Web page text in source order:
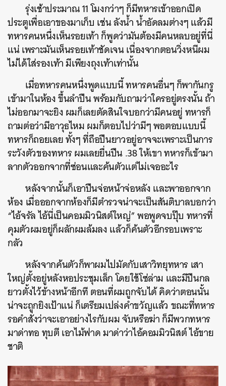
รุ่งเช้าประมาณ 11 โมงกว่าๆ ก็มีทหารเข้าออกเปิด
ประตูเพื่อเอาของมาเก็บ เช่น ลังน้ำ น้ำอัดลมต่างๆ แล้วมี
ทหารคนหนึ่งเห็นรอยเท้า ก็พูดว่ามันต้องมีคนหลบอยู่ที่นี่
แน่ เพราะมันเห็นรอยเท้าชัดเจน เนื่องจากตอนวิ่งหนีผม
ไม่ได้ใส่รองเท้า มีเพียงถุงเท้าเท่านั้น
เมื่อทหารคนหนึ่งพูดแบบนี้ ทหารคนอื่นๆ ก็พากันกรู
เข้ามาในห้อง ขึ้นลำปืน พร้อมกับถามว่าใครอยู่ตรงนั้น ถ้า
ไม่ออกมาจะยิง ผมก็เลยตัดสินใจบอกว่ามีคนอยู่ ทหารก็
ถามต่อว่ามีอาวุธไหม ผมก็ตอบไปว่ามีๆ พอตอบแบบนี้
ทหารก็ถอยเลย ทั้งๆ ที่ถือปืนยาวอยู่อาจจะเพราะเป็นการ
ระวังตัวของทหาร ผมเลยยื่นปืน .38 ให้เขา ทหารก็เข้ามา
ลากตัวออกจากที่ซ่อนและค้นตัวแต่ไม่เจออะไร
หลังจากนั้นก็เอาปืนจ่อหน้าจ่อหลัง และพาออกจาก
ห้อง เมื่อออกจากห้องก็มีตำรวจน่าจะเป็นสันติบาลบอกว่า
“ไอ้จรัล ไอ้นี่เป็นคอมมิวนิสต์ใหญ่” พอพูดจบปุ๊บ ทหารที่
คุมตัวผมอยู่ก็ผลักผมล้มลง แล้วก็ค้นตัวอีกรอบเพราะ
กลัว
หลังจากค้นตัวก็พาผมไปมัดกับเสาวิทยุทหาร เสา
ใหญ่ตั้งอยู่หลังหอประชุมเล็ก โดยใช้โซ่ล่าม และมีปืนกล
ยาวตั้งไว้ข้างหน้าอีกที ตอนที่ผมถูกจับได้ คิดว่าตอนนั้น
น่าจะถูกยิงเป้าแน่ ก็เตรียมเปล่งคำขวัญแล้ว ขณะที่ทหาร
รอคำสั่งว่าจะเอาอย่างไรกับผม จับหรือฆ่า ก็มีพวกทหาร
มาด่าทอ ทุบตี เอาไม้ฟาด มาด่าว่าไอ้คอมมิวนิสต์ ไอ้ขาย
ชาติ